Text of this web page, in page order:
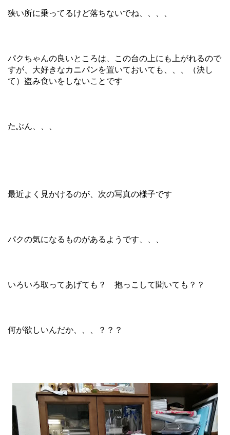
狭い所に乗ってるけど落ちないでね、、、、
パクちゃんの良いところは、この台の上にも上がれるので
すが、大好きなカニパンを置いておいても、、、（決し
て）盗み食いをしないことです
たぶん、、、
最近よく見かけるのが、次の写真の様子です
パクの気になるものがあるようです、、、
いろいろ取ってあげても？ 抱っこして聞いても？？
何が欲しいんだか、、、？？？